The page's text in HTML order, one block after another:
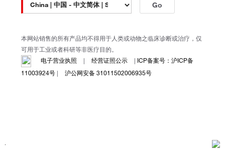
Thermo Scientific™ Accucore 系列色谱柱 —— 方法转
移简单高效，快到飞起
卓越的表面多孔增强核技术，可实现低反压下的高分离度和快速分
析。
Go
本网站销售的所有产品均不得用于人类或动物之临床诊断或治疗，仅
可用于工业或者科研等非医疗目的。
电子营业执照
| 经营证照公示 | ICP备案号：沪ICP备
11003924号 | 沪公网安备 31011502006935号